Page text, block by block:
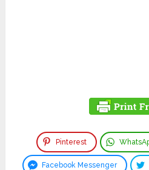
Pinterest
Facebook Messenger